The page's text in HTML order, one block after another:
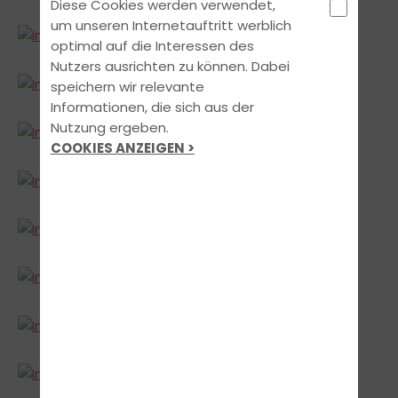
Diese Cookies werden verwendet,
um unseren Internetauftritt werblich
optimal auf die Interessen des
Nutzers ausrichten zu können. Dabei
speichern wir relevante
Informationen, die sich aus der
Nutzung ergeben.
COOKIES ANZEIGEN >